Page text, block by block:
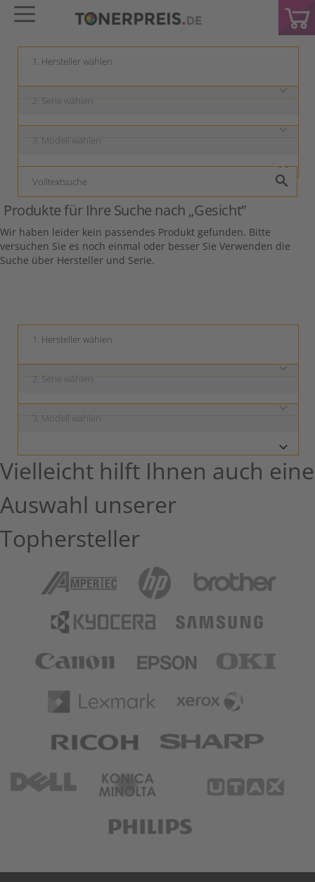
keyboard_arrow_down
keyboard_arrow_down
keyboard_arrow_down
search
Produkte für Ihre Suche nach „Gesicht”
Wir haben leider kein passendes Produkt gefunden. Bitte
versuchen Sie es noch einmal oder besser Sie Verwenden die
Suche über Hersteller und Serie.
keyboard_arrow_down
keyboard_arrow_down
keyboard_arrow_down
Vielleicht hilft Ihnen auch eine
Auswahl unserer
Tophersteller
Ampertec
Kyocera
Canon Epson
Lexmark
RICOH
DELL KONICA MINOLTA